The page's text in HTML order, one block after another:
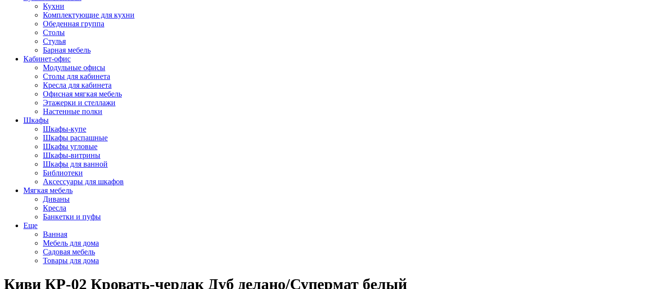
Кухни
Комплектующие для кухни
Обеденная группа
Столы
Стулья
Барная мебель
Кабинет-офис
Модульные офисы
Столы для кабинета
Кресла для кабинета
Офисная мягкая мебель
Этажерки и стеллажи
Настенные полки
Шкафы
Шкафы-купе
Шкафы распашные
Шкафы угловые
Шкафы-витрины
Шкафы для ванной
Библиотеки
Аксессуары для шкафов
Мягкая мебель
Диваны
Кресла
Банкетки и пуфы
Еще
Ванная
Мебель для дома
Садовая мебель
Товары для дома
Киви КР-02 Кровать-чердак Дуб делано/Супермат белый